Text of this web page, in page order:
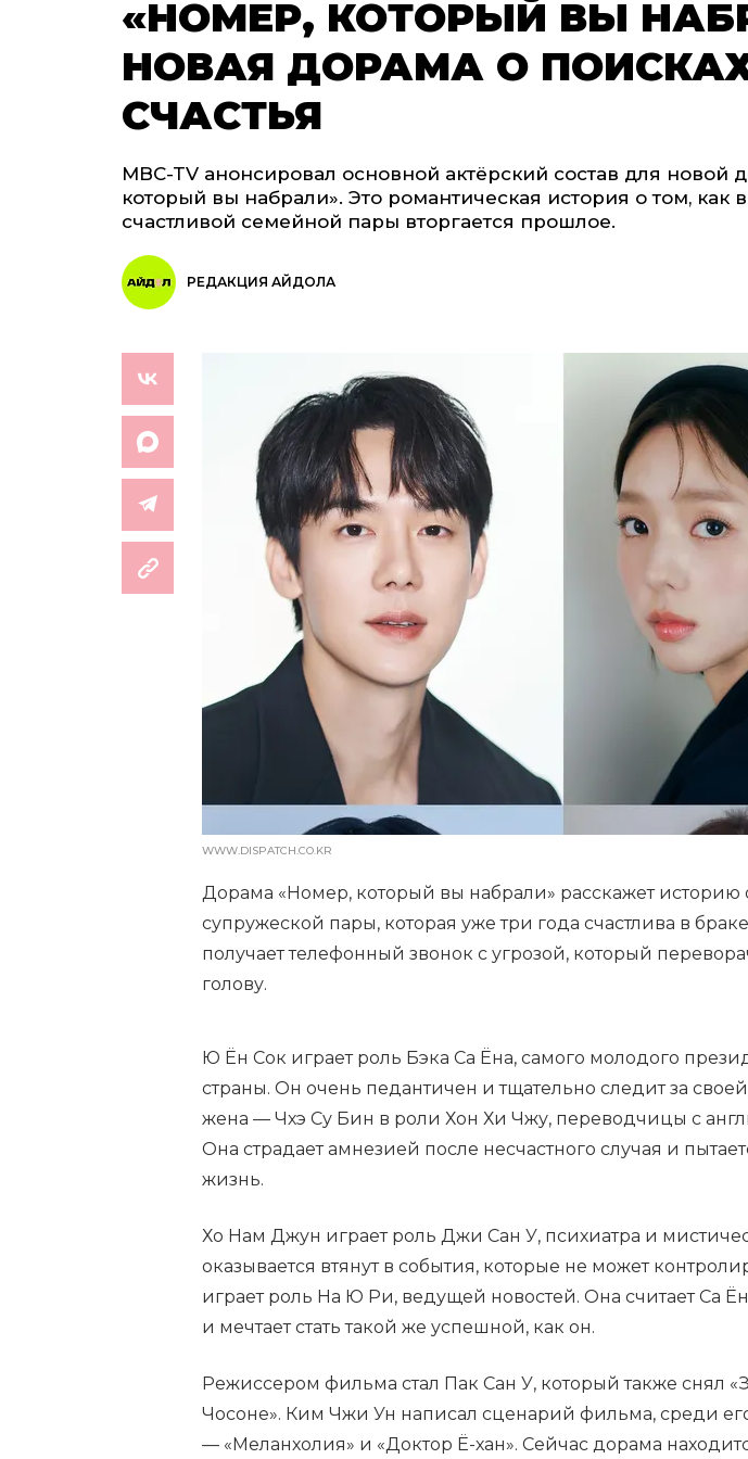
«НОМЕР, КОТОРЫЙ ВЫ
НОВАЯ ДОРАМА О
СЧАСТЬЯ
MBC-TV анонсировал основной актёрский состав для новой
который вы набрали». Это романтическая история о том, как
счастливой семейной пары вторгается прошлое.
РЕДАКЦИЯ АЙДОЛА
WWW.DISPATCH.CO.KR
Дорама «Номер, который вы набрали» расскажет историю
супружеской пары, которая уже три года счастлива в
получает телефонный звонок с угрозой, который
голову.
Ю Ён Сок играет роль Бэка Са Ёна, самого молодого
страны. Он очень педантичен и тщательно следит за
жена — Чхэ Су Бин в роли Хон Хи Чжу, переводчицы с
Она страдает амнезией после несчастного случая и
жизнь.
Хо Нам Джун играет роль Джи Сан У, психиатра и
оказывается втянут в события, которые не может
играет роль На Ю Ри, ведущей новостей. Она считает Са
и мечтает стать такой же успешной, как он.
Режиссером фильма стал Пак Сан У, который также снял
Чосоне». Ким Чжи Ун написал сценарий фильма, среди
— «Меланхолия» и «Доктор Ё-хан». Сейчас дорама